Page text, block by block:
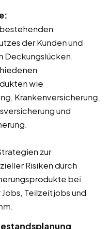
der Kunden und
Deckungslücken.
wie
Krankenversicherung,
und
zur
Risiken durch
bei
Teilzeitjobs und